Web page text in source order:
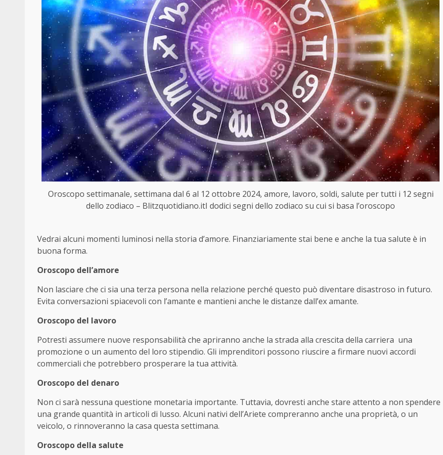
Oroscopo settimanale, settimana dal 6 al 12 ottobre 2024, amore, lavoro, soldi, salute per tutti i 12 segni
dello zodiaco – Blitzquotidiano.itI dodici segni dello zodiaco su cui si basa l’oroscopo
Vedrai alcuni momenti luminosi nella storia d’amore. Finanziariamente stai bene e anche la tua salute è in
buona forma.
Oroscopo dell’amore
Non lasciare che ci sia una terza persona nella relazione perché questo può diventare disastroso in futuro.
Evita conversazioni spiacevoli con l’amante e mantieni anche le distanze dall’ex amante.
Oroscopo del lavoro
Potresti assumere nuove responsabilità che apriranno anche la strada alla crescita della carriera una
promozione o un aumento del loro stipendio. Gli imprenditori possono riuscire a firmare nuovi accordi
commerciali che potrebbero prosperare la tua attività.
Oroscopo del denaro
Non ci sarà nessuna questione monetaria importante. Tuttavia, dovresti anche stare attento a non spendere
una grande quantità in articoli di lusso. Alcuni nativi dell’Ariete compreranno anche una proprietà, o un
veicolo, o rinnoveranno la casa questa settimana.
Oroscopo della salute